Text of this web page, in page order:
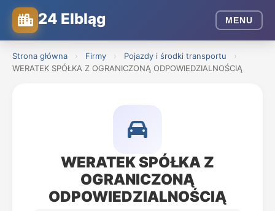
24 Elbląg MENU
Strona główna › Firmy › Pojazdy i środki transportu
›
WERATEK SPÓŁKA Z OGRANICZONĄ ODPOWIEDZIALNOŚCIĄ
WERATEK SPÓŁKA Z
OGRANICZONĄ
ODPOWIEDZIALNOŚCIĄ